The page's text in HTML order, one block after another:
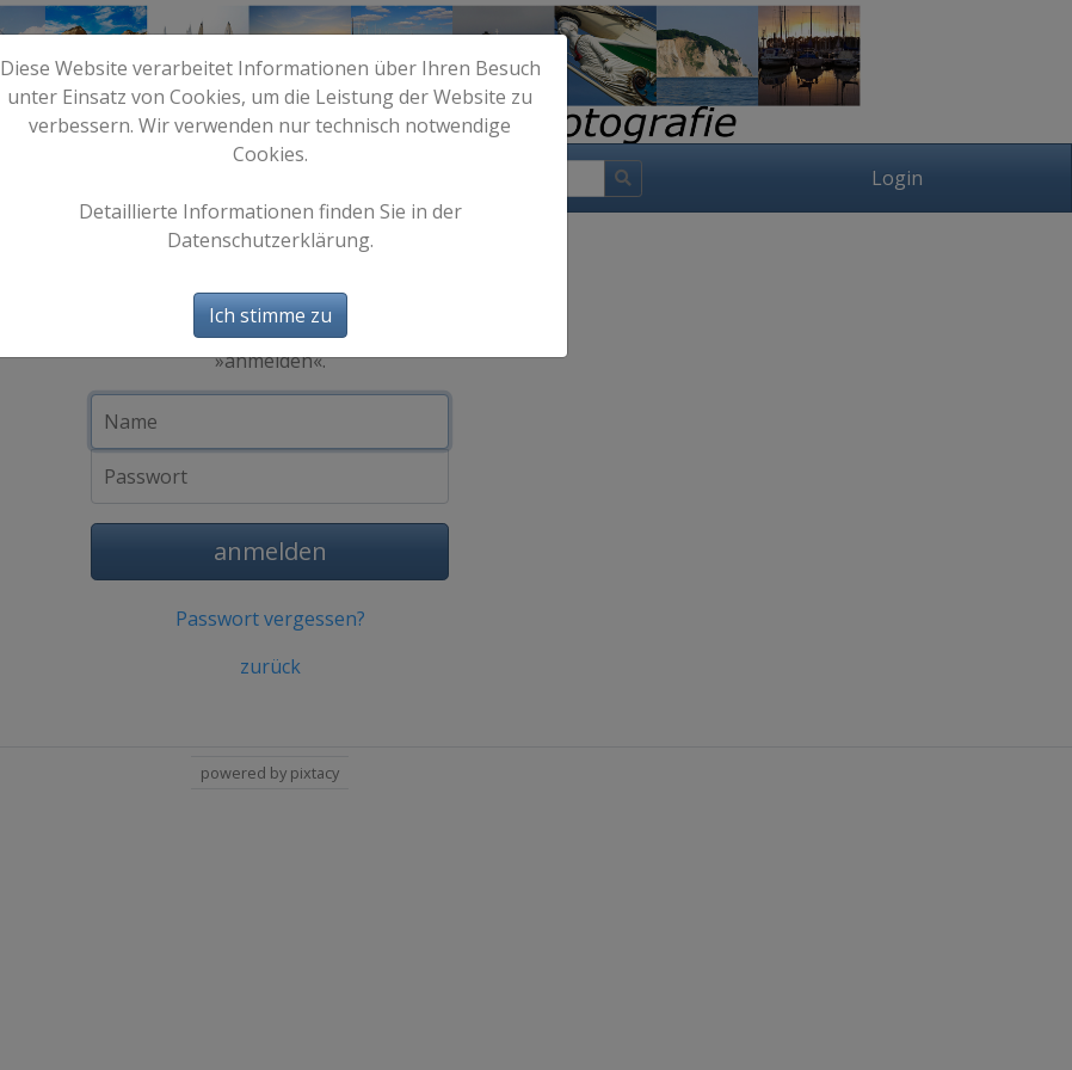
Login
Anmeldung
Um sich anzumelden, geben Sie Namen
und Passwort ein, und klicken Sie auf
»anmelden«.
anmelden
Passwort vergessen?
zurück
Diese Website verarbeitet Informationen über Ihren Besuch
unter Einsatz von Cookies, um die Leistung der Website zu
verbessern. Wir verwenden nur technisch notwendige
Cookies.
Detaillierte Informationen finden Sie in der
Datenschutzerklärung.
Ich stimme zu
powered by pixtacy